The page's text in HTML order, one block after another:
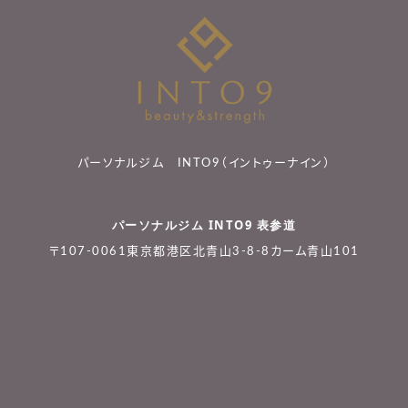
パーソナルジム INTO9（イントゥーナイン）
パーソナルジム INTO9 表参道
〒107-0061東京都港区北青山3-8-8カーム青山101